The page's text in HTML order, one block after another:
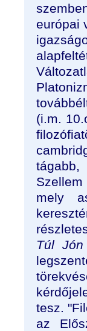
európai
(i.m.
tágabb,
mely
Túl
tesz.
az